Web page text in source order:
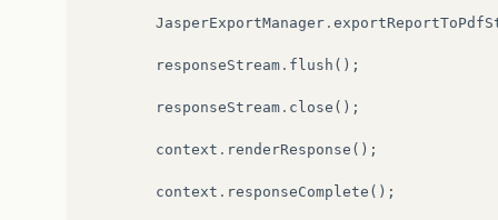
JasperExportManager .
responseStream . flush ();
responseStream . close ();
context . renderResponse ();
context . responseComplete ();